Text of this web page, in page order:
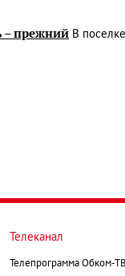
– прежний В
Телеканал
Телепрограмма Обком-ТВ